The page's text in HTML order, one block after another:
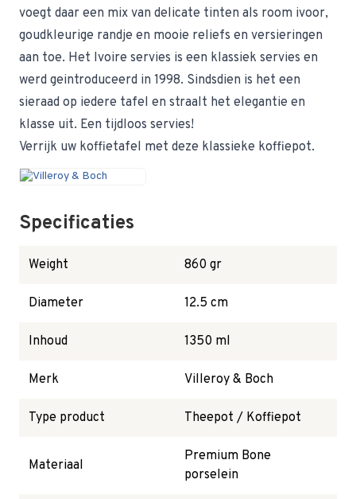
voegt daar een mix van delicate tinten als room ivoor,
goudkleurige randje en mooie reliefs en versieringen
aan toe. Het Ivoire servies is een klassiek servies en
werd geintroduceerd in 1998. Sindsdien is het een
sieraad op iedere tafel en straalt het elegantie en
klasse uit. Een tijdloos servies!
Verrijk uw koffietafel met deze klassieke koffiepot.
Specificaties
Weight 860 gr
Diameter 12.5 cm
Inhoud 1350 ml
Merk Villeroy & Boch
Type product Theepot / Koffiepot
Materiaal
Premium Bone
porselein